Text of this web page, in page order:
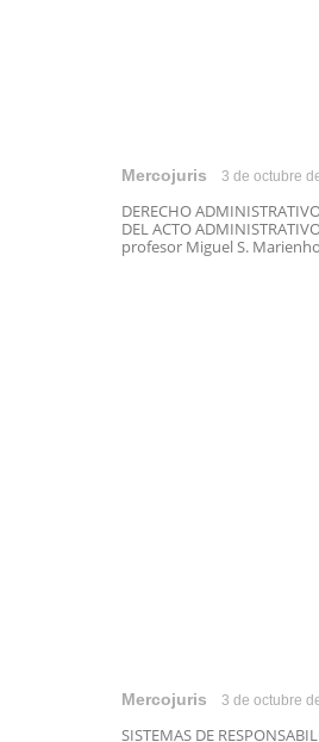
Mercojuris 3 de octubre
DERECHO
DEL ACTO
profesor Miguel S.
Mercojuris 3 de octubre
SISTEMAS DE